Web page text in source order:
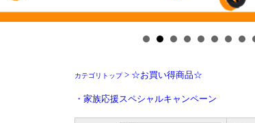
カテゴリトップ> ☆お買い得商品☆
・ 家族応援スペシャルキャンペーン